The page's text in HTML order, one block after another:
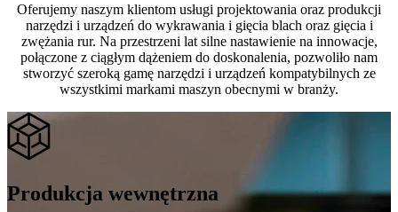
Oferujemy naszym klientom usługi projektowania oraz produkcji
narzędzi i urządzeń do wykrawania i gięcia blach oraz gięcia i
zwężania rur. Na przestrzeni lat silne nastawienie na innowacje,
połączone z ciągłym dążeniem do doskonalenia, pozwoliło nam
stworzyć szeroką gamę narzędzi i urządzeń kompatybilnych ze
wszystkimi markami maszyn obecnymi w branży.
Produkcja wewnętrzna